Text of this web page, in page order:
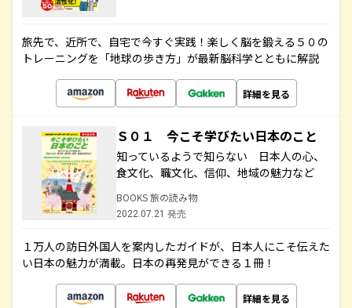
旅先で、近所で、自宅で今すぐ実践！楽しく脳を鍛える５０の
トレーニングを「地球の歩き方」が最新脳科学とともに解説
詳細を見る
Ｓ０１ 今こそ学びたい日本のこと
知っているようで知らない 日本人の心、
食文化、職文化、信仰、地域の魅力など
BOOKS 旅の読み物
2022.07.21 発売
１万人の訪日外国人を案内したガイドが、日本人にこそ伝えた
い日本の魅力が満載。日本の再発見ができる１冊！
詳細を見る